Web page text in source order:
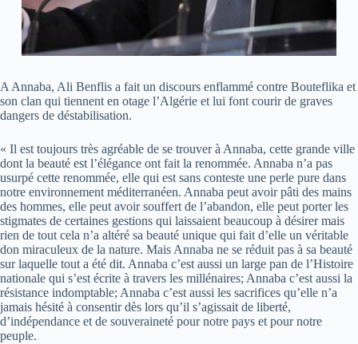
A Annaba, Ali Benflis a fait un discours enflammé contre Bouteflika et
son clan qui tiennent en otage l’Algérie et lui font courir de graves
dangers de déstabilisation.
« Il est toujours très agréable de se trouver à Annaba, cette grande ville
dont la beauté est l’élégance ont fait la renommée. Annaba n’a pas
usurpé cette renommée, elle qui est sans conteste une perle pure dans
notre environnement méditerranéen. Annaba peut avoir pâti des mains
des hommes, elle peut avoir souffert de l’abandon, elle peut porter les
stigmates de certaines gestions qui laissaient beaucoup à désirer mais
rien de tout cela n’a altéré sa beauté unique qui fait d’elle un véritable
don miraculeux de la nature. Mais Annaba ne se réduit pas à sa beauté
sur laquelle tout a été dit. Annaba c’est aussi un large pan de l’Histoire
nationale qui s’est écrite à travers les millénaires; Annaba c’est aussi la
résistance indomptable; Annaba c’est aussi les sacrifices qu’elle n’a
jamais hésité à consentir dès lors qu’il s’agissait de liberté,
d’indépendance et de souveraineté pour notre pays et pour notre
peuple.